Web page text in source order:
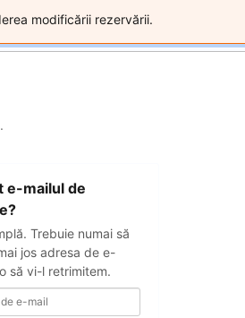
modificării rezervării.
e-mailul de
Trebuie numai să
jos adresa de e-
să vi-l retrimitem.